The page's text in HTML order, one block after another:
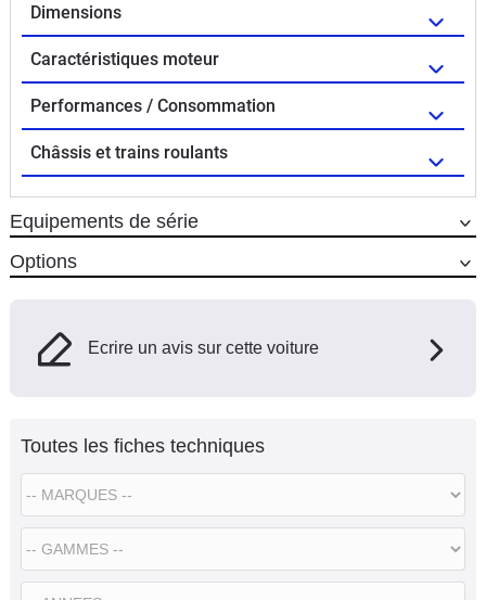
Dimensions
Caractéristiques moteur
Performances / Consommation
Châssis et trains roulants
Equipements de série
Options
Ecrire un avis sur cette voiture
Toutes les fiches techniques